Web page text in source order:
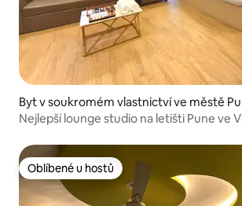
Byt v soukromém vlastnictví ve městě
Nejlepší lounge studio na letišti Pune ve
Oblíbené u hostů
Oblíbené u hostů